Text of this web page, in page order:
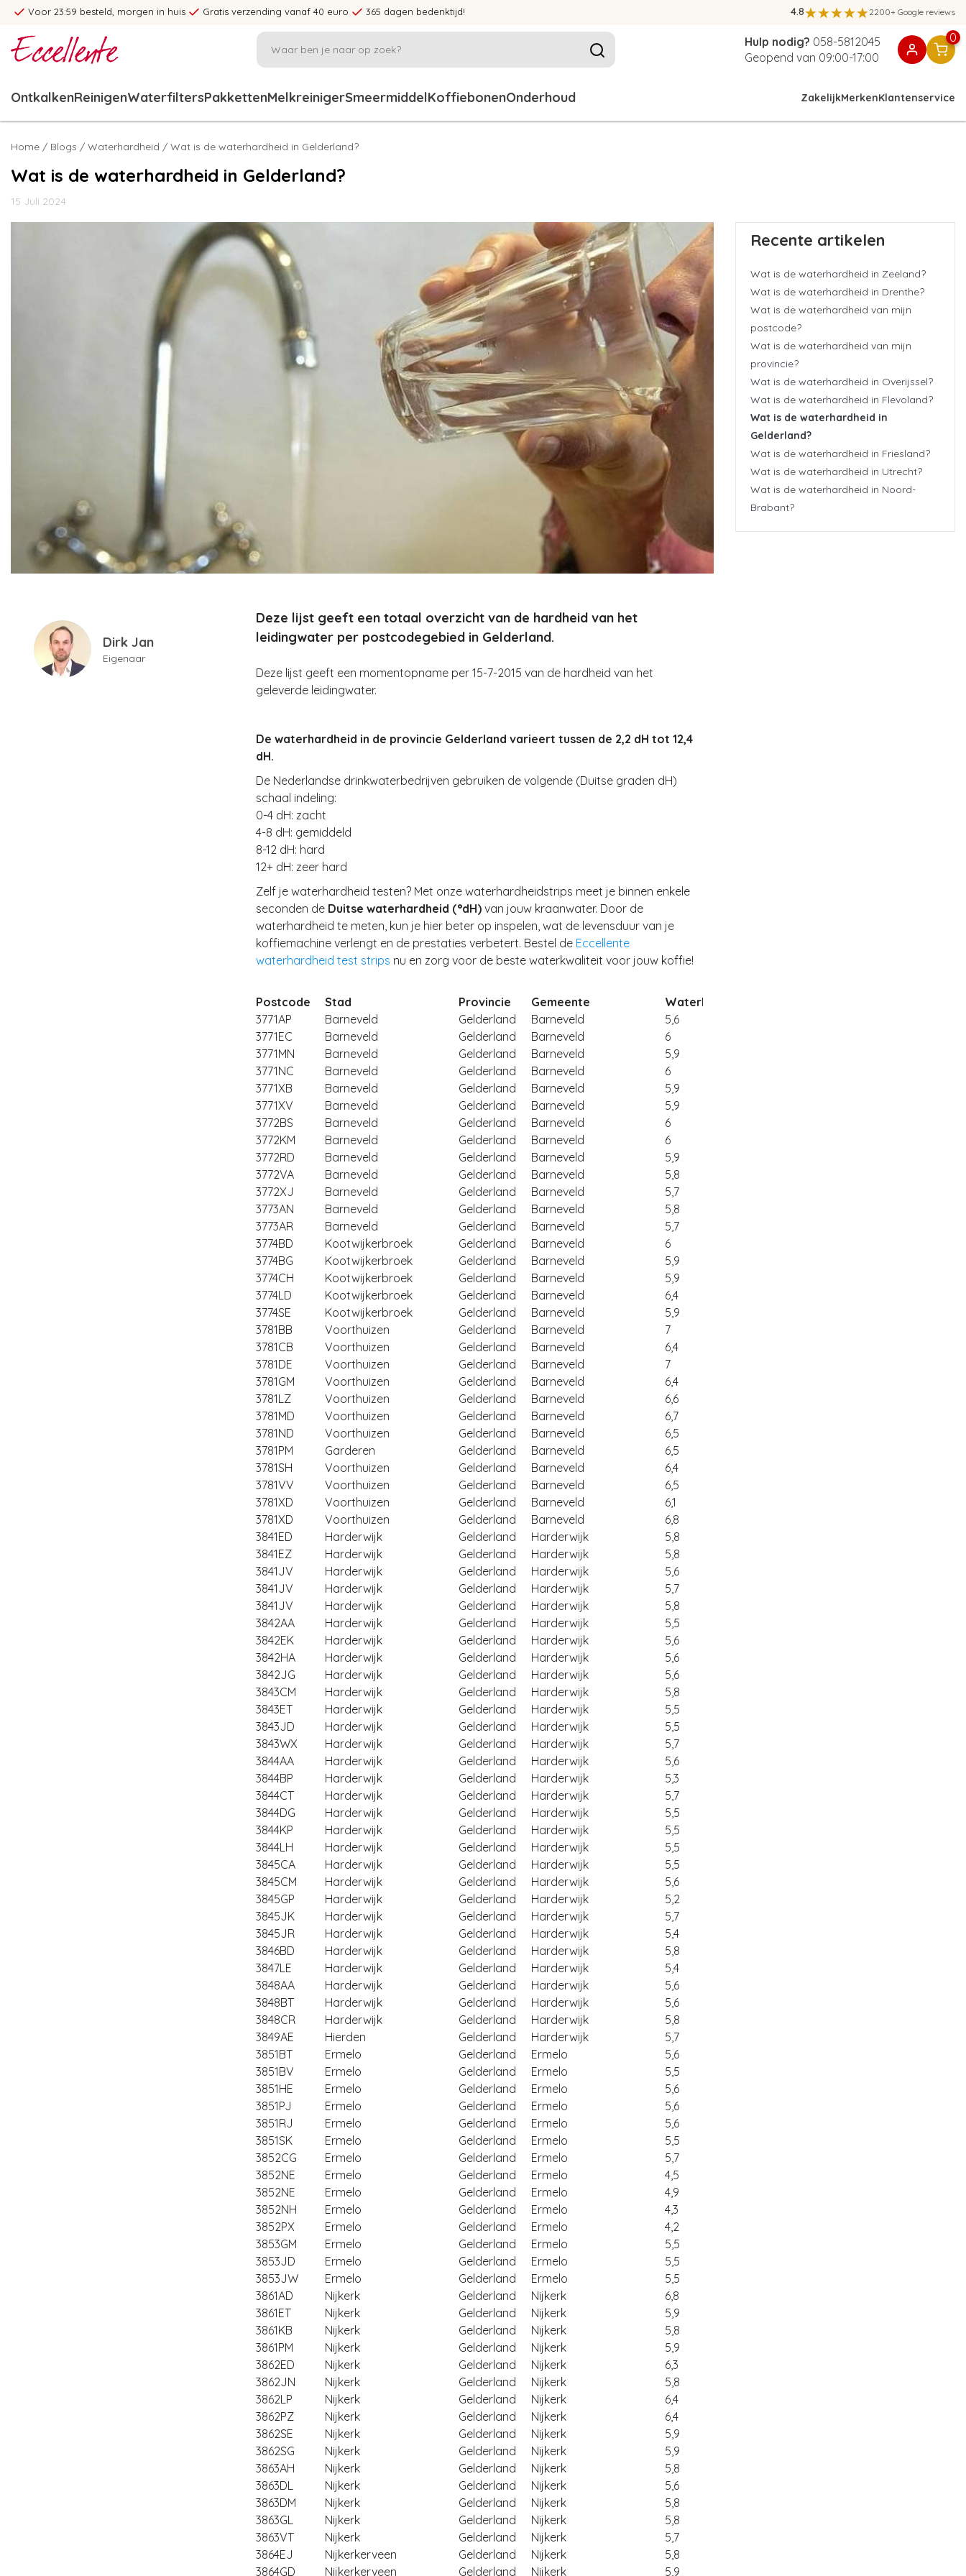
Voor 23:59 besteld, morgen in huis Gratis verzending vanaf 40 euro 365 dagen bedenktijd! 4.8 2200+ Google reviews
Hulp nodig? 058-5812045
Geopend van 09:00-17:00
0
OntkalkenReinigenWaterfiltersPakkettenMelkreinigerSmeermiddelKoffiebonenOnderhoud ZakelijkMerkenKlantenservice
Home / Blogs / Waterhardheid / Wat is de waterhardheid in Gelderland?
Wat is de waterhardheid in Gelderland?
15 Juli 2024
Dirk Jan
Eigenaar
Deze lijst geeft een totaal overzicht van de hardheid van het
leidingwater per postcodegebied in Gelderland.
Deze lijst geeft een momentopname per 15-7-2015 van de hardheid van het
geleverde leidingwater.
De waterhardheid in de provincie Gelderland varieert tussen de 2,2 dH tot 12,4
dH.
De Nederlandse drinkwaterbedrijven gebruiken de volgende (Duitse graden dH)
schaal indeling:
0-4 dH: zacht
4-8 dH: gemiddeld
8-12 dH: hard
12+ dH: zeer hard
Zelf je waterhardheid testen? Met onze waterhardheidstrips meet je binnen enkele
seconden de Duitse waterhardheid (°dH)van jouw kraanwater. Door de
waterhardheid te meten, kun je hier beter op inspelen, wat de levensduur van je
koffiemachine verlengt en de prestaties verbetert. Bestel de Eccellente
waterhardheid test strips nu en zorg voor de beste waterkwaliteit voor jouw koffie!
Postcode Stad Provincie Gemeente
Waterhardheid
3771AP
Barneveld Gelderland Barneveld
5,6
3771EC
Barneveld Gelderland Barneveld
6
3771MN
Barneveld Gelderland Barneveld
5,9
3771NC
Barneveld Gelderland Barneveld
6
3771XB
Barneveld Gelderland Barneveld
5,9
3771XV
Barneveld Gelderland Barneveld
5,9
3772BS
Barneveld Gelderland Barneveld
6
3772KM
Barneveld Gelderland Barneveld
6
3772RD
Barneveld Gelderland Barneveld
5,9
3772VA
Barneveld Gelderland Barneveld
5,8
3772XJ
Barneveld Gelderland Barneveld
5,7
3773AN
Barneveld Gelderland Barneveld
5,8
3773AR
Barneveld Gelderland Barneveld
5,7
3774BD
Kootwijkerbroek Gelderland Barneveld
6
3774BG
Kootwijkerbroek Gelderland Barneveld
5,9
3774CH
Kootwijkerbroek Gelderland Barneveld
5,9
3774LD
Kootwijkerbroek Gelderland Barneveld
6,4
3774SE
Kootwijkerbroek Gelderland Barneveld
5,9
3781BB
Voorthuizen Gelderland Barneveld
7
3781CB
Voorthuizen Gelderland Barneveld
6,4
3781DE
Voorthuizen Gelderland Barneveld
7
3781GM
Voorthuizen Gelderland Barneveld
6,4
3781LZ
Voorthuizen Gelderland Barneveld
6,6
3781MD
Voorthuizen Gelderland Barneveld
6,7
3781ND
Voorthuizen Gelderland Barneveld
6,5
3781PM
Garderen Gelderland Barneveld
6,5
3781SH
Voorthuizen Gelderland Barneveld
6,4
3781VV
Voorthuizen Gelderland Barneveld
6,5
3781XD
Voorthuizen Gelderland Barneveld
6,1
3781XD
Voorthuizen Gelderland Barneveld
6,8
3841ED
Harderwijk Gelderland Harderwijk
5,8
3841EZ
Harderwijk Gelderland Harderwijk
5,8
3841JV
Harderwijk Gelderland Harderwijk
5,6
3841JV
Harderwijk Gelderland Harderwijk
5,7
3841JV
Harderwijk Gelderland Harderwijk
5,8
3842AA
Harderwijk Gelderland Harderwijk
5,5
3842EK
Harderwijk Gelderland Harderwijk
5,6
3842HA
Harderwijk Gelderland Harderwijk
5,6
3842JG
Harderwijk Gelderland Harderwijk
5,6
3843CM
Harderwijk Gelderland Harderwijk
5,8
3843ET
Harderwijk Gelderland Harderwijk
5,5
3843JD
Harderwijk Gelderland Harderwijk
5,5
3843WX
Harderwijk Gelderland Harderwijk
5,7
3844AA
Harderwijk Gelderland Harderwijk
5,6
3844BP
Harderwijk Gelderland Harderwijk
5,3
3844CT
Harderwijk Gelderland Harderwijk
5,7
3844DG
Harderwijk Gelderland Harderwijk
5,5
3844KP
Harderwijk Gelderland Harderwijk
5,5
3844LH
Harderwijk Gelderland Harderwijk
5,5
3845CA
Harderwijk Gelderland Harderwijk
5,5
3845CM
Harderwijk Gelderland Harderwijk
5,6
3845GP
Harderwijk Gelderland Harderwijk
5,2
3845JK
Harderwijk Gelderland Harderwijk
5,7
3845JR
Harderwijk Gelderland Harderwijk
5,4
3846BD
Harderwijk Gelderland Harderwijk
5,8
3847LE
Harderwijk Gelderland Harderwijk
5,4
3848AA
Harderwijk Gelderland Harderwijk
5,6
3848BT
Harderwijk Gelderland Harderwijk
5,6
3848CR
Harderwijk Gelderland Harderwijk
5,8
3849AE
Hierden Gelderland Harderwijk
5,7
3851BT
Ermelo Gelderland Ermelo
5,6
3851BV
Ermelo Gelderland Ermelo
5,5
3851HE
Ermelo Gelderland Ermelo
5,6
3851PJ
Ermelo Gelderland Ermelo
5,6
3851RJ
Ermelo Gelderland Ermelo
5,6
3851SK
Ermelo Gelderland Ermelo
5,5
3852CG
Ermelo Gelderland Ermelo
5,7
3852NE
Ermelo Gelderland Ermelo
4,5
3852NE
Ermelo Gelderland Ermelo
4,9
3852NH
Ermelo Gelderland Ermelo
4,3
3852PX
Ermelo Gelderland Ermelo
4,2
3853GM
Ermelo Gelderland Ermelo
5,5
3853JD
Ermelo Gelderland Ermelo
5,5
3853JW
Ermelo Gelderland Ermelo
5,5
3861AD
Nijkerk Gelderland Nijkerk
6,8
3861ET
Nijkerk Gelderland Nijkerk
5,9
3861KB
Nijkerk Gelderland Nijkerk
5,8
3861PM
Nijkerk Gelderland Nijkerk
5,9
3862ED
Nijkerk Gelderland Nijkerk
6,3
3862JN
Nijkerk Gelderland Nijkerk
5,8
3862LP
Nijkerk Gelderland Nijkerk
6,4
3862PZ
Nijkerk Gelderland Nijkerk
6,4
3862SE
Nijkerk Gelderland Nijkerk
5,9
3862SG
Nijkerk Gelderland Nijkerk
5,9
3863AH
Nijkerk Gelderland Nijkerk
5,8
3863DL
Nijkerk Gelderland Nijkerk
5,6
3863DM
Nijkerk Gelderland Nijkerk
5,8
3863GL
Nijkerk Gelderland Nijkerk
5,8
3863VT
Nijkerk Gelderland Nijkerk
5,7
3864EJ
Nijkerkerveen Gelderland Nijkerk
5,8
3864GD
Nijkerkerveen Gelderland Nijkerk 5,9
Recente artikelen
Wat is de waterhardheid in Zeeland?
Wat is de waterhardheid in Drenthe?
Wat is de waterhardheid van mijn
postcode?
Wat is de waterhardheid van mijn
provincie?
Wat is de waterhardheid in Overijssel?
Wat is de waterhardheid in Flevoland?
Wat is de waterhardheid in
Gelderland?
Wat is de waterhardheid in Friesland?
Wat is de waterhardheid in Utrecht?
Wat is de waterhardheid in Noord-
Brabant?